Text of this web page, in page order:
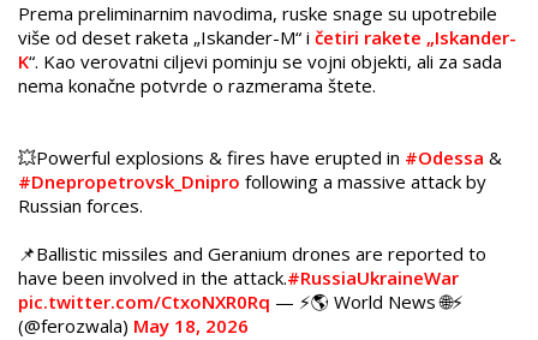
Prema preliminarnim navodima, ruske snage su upotrebile
više od deset raketa „Iskander-M“ i četiri rakete „Iskander-
K“. Kao verovatni ciljevi pominju se vojni objekti, ali za sada
nema konačne potvrde o razmerama štete.
💥Powerful explosions & fires have erupted in #Odessa &
#Dnepropetrovsk_Dnipro following a massive attack by
Russian forces.
📌Ballistic missiles and Geranium drones are reported to
have been involved in the attack.#RussiaUkraineWar
pic.twitter.com/CtxoNXR0Rq — ⚡️🌎 World News 🌐⚡️
(@ferozwala) May 18, 2026